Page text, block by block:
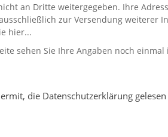
an Dritte weitergegeben. Ihre
zur Versendung weiterer
hier...
sehen Sie Ihre Angaben noch
die Datenschutzerklärung